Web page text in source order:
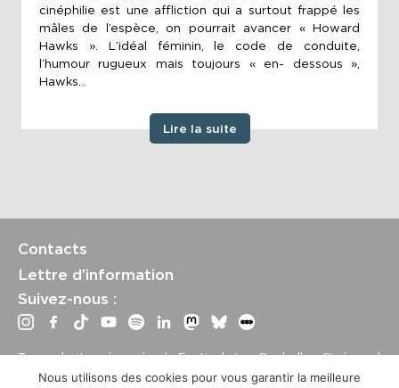
cinéphilie est une affliction qui a surtout frappé les
mâles de l’espèce, on pourrait avancer « Howard
Hawks ». L’idéal féminin, le code de conduite,
l’humour rugueux mais toujours « en- dessous »,
Hawks...
Lire la suite
Contacts
Lettre d’information
Suivez-nous :
Tous droits réservés | Festival La Rochelle Cinéma |
International Film Festival – Mentions légales –Conditions
Nous utilisons des cookies pour vous garantir la meilleure